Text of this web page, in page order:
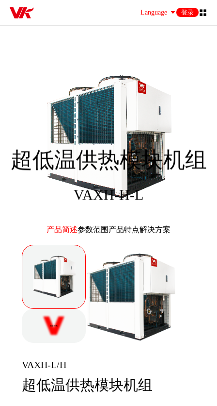
Language 登录
超低温供热模块机组
VAXH-H-L
产品简述参数范围 产品特点解决方案
更多探索
VAXH-L/H
超低温供热模块机组